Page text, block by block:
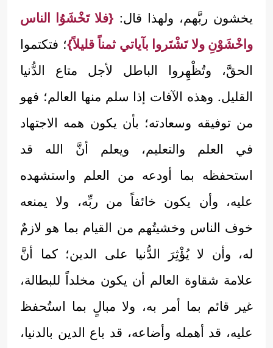
يخشون ربَّهم، ولهذا قال: {فلا تَخْشَوُا الناس
واخْشَوْنِ ولا تَشْتَروا بآياتي ثمناً قليلاً}؛ فتكتموا
الحقَّ، وتُظْهِروا الباطل لأجل متاع الدُّنيا
القليل. وهذه الآفات إذا سلم منها العالم؛ فهو
من توفيقه وسعادته؛ بأن يكون همه الاجتهاد
في العلم والتعليم، ويعلم أنَّ الله قد
استحفظه بما أودعه من العلم واستشهده
عليه، وأن يكون خائفاً من ربِّه، ولا يمنعه
خوف الناس وخشيتُهم من القيام بما هو لازمٌ
له، وأن لا يُؤْثِرَ الدُّنيا على الدين؛ كما أنَّ
علامة شقاوة العالم أن يكون مخلداً للبطالة،
غير قائم بما أمر به، ولا مبالٍ بما استُحفظ
عليه، قد أهمله وأضاعه، قد باع الدين بالدنيا،